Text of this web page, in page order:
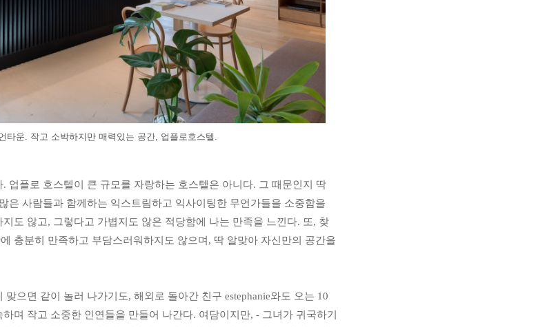
타운. 작고 소박하지만 매력있는 공간, 업플로호스텔.
업플로 호스텔이 큰 규모를 자랑하는 호스텔은 아니다. 그 때문인지 딱
은 사람들과 함께하는 익스트림하고 익사이팅한 무언가들을 소중함을
도 않고, 그렇다고 가볍지도 않은 적당함에 나는 만족을 느낀다. 또, 찾
충분히 만족하고 부담스러워하지도 않으며, 딱 알맞아 자신만의 공간을
으면 같이 놀러 나가기도, 해외로 돌아간 친구 estephanie와도 오는 10
며 작고 소중한 인연들을 만들어 나간다. 여담이지만, - 그녀가 귀국하기